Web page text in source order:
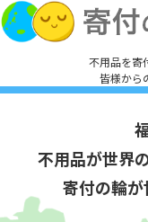
不用品を寄
皆様から
不用品が世界
寄付の輪が